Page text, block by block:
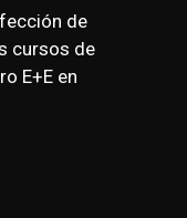
de
cursos de
E+E en